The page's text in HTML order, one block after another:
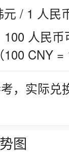
/ 1 人民
人民
CNY =
，实际
图